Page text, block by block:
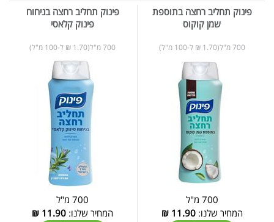
פינוק תחליב רחצה בתוספת
שמן קוקוס
700 מ"ל(1.70 ₪ ל-100 מ"ל)
700 מ"ל
המחיר שלנו:11.90
₪
פינוק תחליב רחצה בניחוח
פינוק קלאסי
700 מ"ל(1.70 ₪ ל-100 מ"ל)
700 מ"ל
המחיר שלנו: 11.90
₪